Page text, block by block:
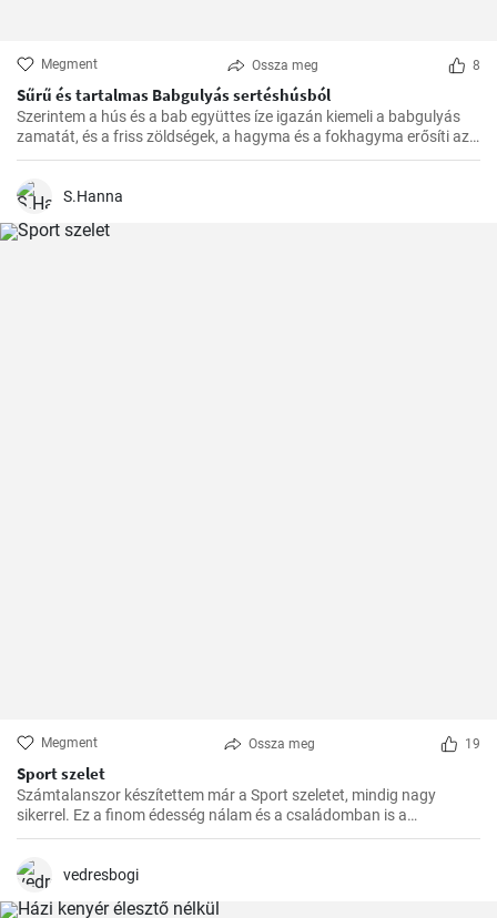
Megment Ossza meg 8
Sűrű és tartalmas Babgulyás sertéshúsból
Szerintem a hús és a bab együttes íze igazán kiemeli a babgulyás
zamatát, és a friss zöldségek, a hagyma és a fokhagyma erősíti azt.
A végeredmény pedig mindig egy sűrű, tartalmas, krémes
S.Hanna
Megment Ossza meg 19
Sport szelet
Számtalanszor készítettem már a Sport szeletet, mindig nagy
sikerrel. Ez a finom édesség nálam és a családomban is a
kedvencek közé tartozik. Szívesen készítem el ajándékba is, a
vedresbogi